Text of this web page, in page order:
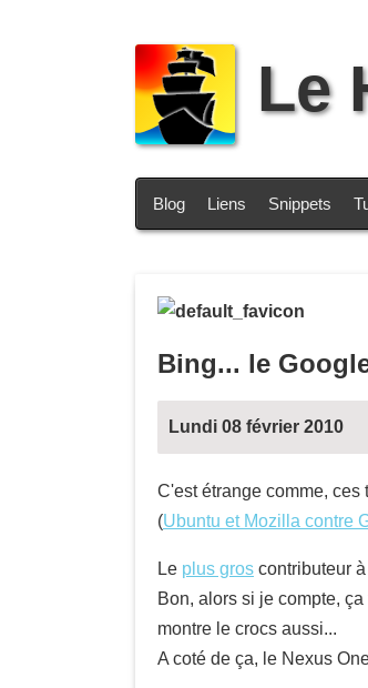
Le
Blog Liens Snippets
Bing... le
Lundi 08 février 2010
C'est étrange comme, ces
(Ubuntu et Mozilla contre
Le plus gros contributeur
Bon, alors si je compte,
montre le crocs aussi...
A coté de ça, le Nexus